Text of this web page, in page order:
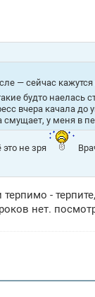
— сейчас
будто наелась
вчера качала
у меня в
не зря
-
нет.